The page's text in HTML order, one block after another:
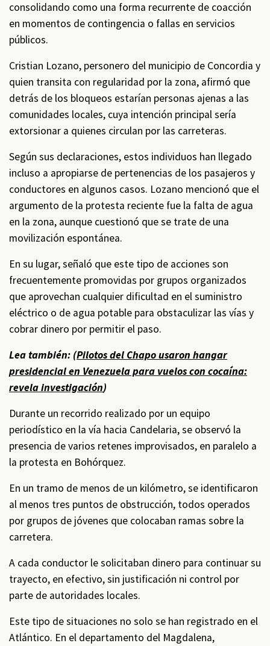
consolidando como una forma recurrente de coacción
en momentos de contingencia o fallas en servicios
públicos.
Cristian Lozano, personero del municipio de Concordia y
quien transita con regularidad por la zona, afirmó que
detrás de los bloqueos estarían personas ajenas a las
comunidades locales, cuya intención principal sería
extorsionar a quienes circulan por las carreteras.
Según sus declaraciones, estos individuos han llegado
incluso a apropiarse de pertenencias de los pasajeros y
conductores en algunos casos. Lozano mencionó que el
argumento de la protesta reciente fue la falta de agua
en la zona, aunque cuestionó que se trate de una
movilización espontánea.
En su lugar, señaló que este tipo de acciones son
frecuentemente promovidas por grupos organizados
que aprovechan cualquier dificultad en el suministro
eléctrico o de agua potable para obstaculizar las vías y
cobrar dinero por permitir el paso.
Lea también: (Pilotos del Chapo usaron hangar
presidencial en Venezuela para vuelos con cocaína:
revela investigación)
Durante un recorrido realizado por un equipo
periodístico en la vía hacia Candelaria, se observó la
presencia de varios retenes improvisados, en paralelo a
la protesta en Bohórquez.
En un tramo de menos de un kilómetro, se identificaron
al menos tres puntos de obstrucción, todos operados
por grupos de jóvenes que colocaban ramas sobre la
carretera.
A cada conductor le solicitaban dinero para continuar su
trayecto, en efectivo, sin justificación ni control por
parte de autoridades locales.
Este tipo de situaciones no solo se han registrado en el
Atlántico. En el departamento del Magdalena,